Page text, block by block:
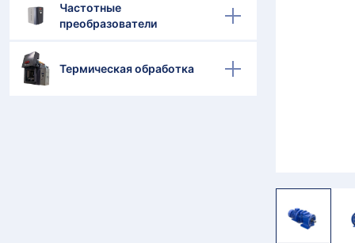
Частотные
преобразователи
Термическая обработка